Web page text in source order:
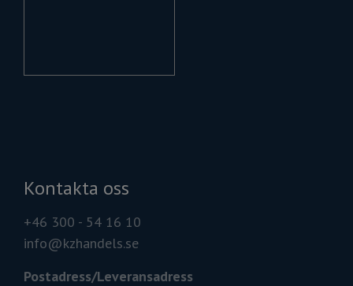
Kontakta oss
+46 300 - 54 16 10
info@kzhandels.se
Postadress/Leveransadress